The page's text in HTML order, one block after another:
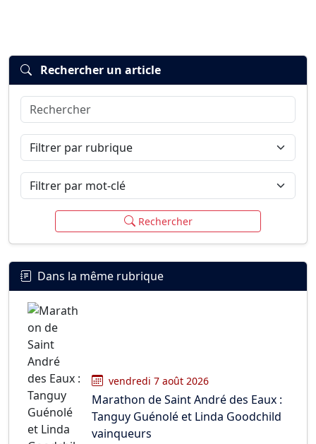
Connexion
Rechercher un article
Rechercher
Filtrer par rubrique
Filtrer par mot-clé
Rechercher
Dans la même rubrique
vendredi 7 août 2026
Marathon de Saint André des Eaux :
Tanguy Guénolé et Linda Goodchild
vainqueurs